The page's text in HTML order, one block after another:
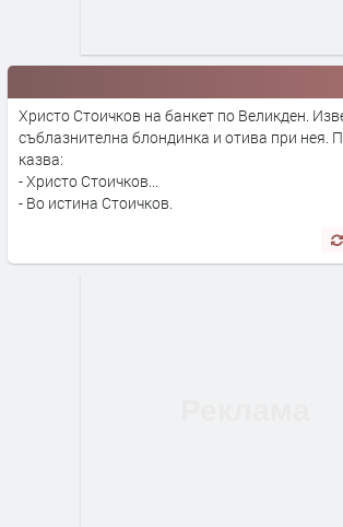
Христо Стоичков на банкет по Великден.
съблазнителна блондинка и отива при нея.
казва:
- Христо Стоичков...
- Во истина Стоичков.